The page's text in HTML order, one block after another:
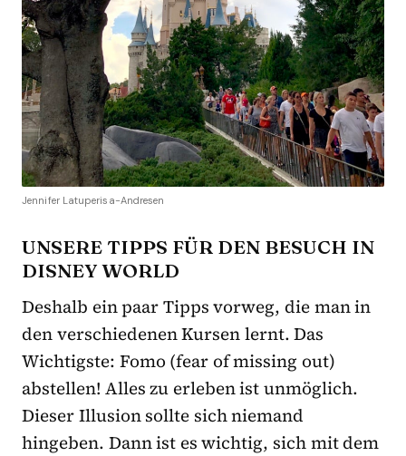
Jennifer Latuperisa-Andresen
UNSERE TIPPS FÜR DEN BESUCH IN
DISNEY WORLD
Deshalb ein paar Tipps vorweg, die man in
den verschiedenen Kursen lernt. Das
Wichtigste: Fomo (fear of missing out)
abstellen! Alles zu erleben ist unmöglich.
Dieser Illusion sollte sich niemand
hingeben. Dann ist es wichtig, sich mit dem